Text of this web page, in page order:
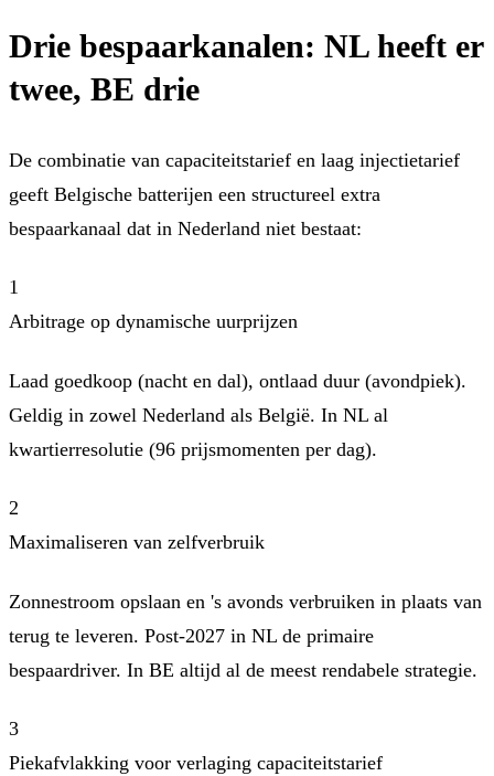
Drie bespaarkanalen: NL heeft er
twee, BE drie
De combinatie van capaciteitstarief en laag injectietarief
geeft Belgische batterijen een structureel extra
bespaarkanaal dat in Nederland niet bestaat:
1
Arbitrage op dynamische uurprijzen
Laad goedkoop (nacht en dal), ontlaad duur (avondpiek).
Geldig in zowel Nederland als België. In NL al
kwartierresolutie (96 prijsmomenten per dag).
2
Maximaliseren van zelfverbruik
Zonnestroom opslaan en 's avonds verbruiken in plaats van
terug te leveren. Post-2027 in NL de primaire
bespaardriver. In BE altijd al de meest rendabele strategie.
3
Piekafvlakking voor verlaging capaciteitstarief